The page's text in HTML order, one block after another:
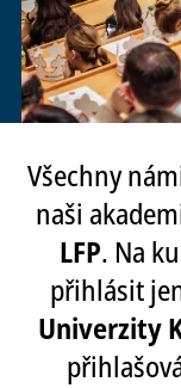
Všechny
naši
LFP. Na
přihlásit
Univerzity